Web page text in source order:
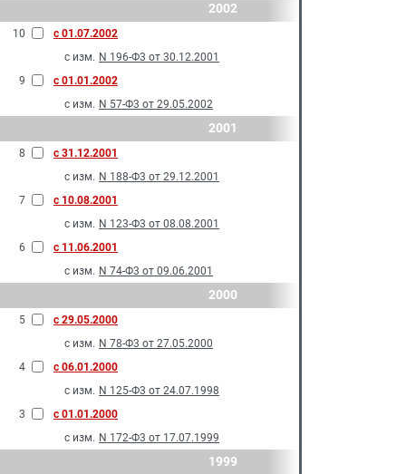
2002
10
с 01.07.2002
с изм. N 196-Ф3 от 30.12.2001
9
с 01.01.2002
с изм. N 57-Ф3 от 29.05.2002
2001
8
с 31.12.2001
с изм. N 188-Ф3 от 29.12.2001
7
с 10.08.2001
с изм. N 123-Ф3 от 08.08.2001
6
с 11.06.2001
с изм. N 74-Ф3 от 09.06.2001
2000
5
с 29.05.2000
с изм. N 78-Ф3 от 27.05.2000
4
с 06.01.2000
с изм. N 125-Ф3 от 24.07.1998
3
с 01.01.2000
с изм. N 172-Ф3 от 17.07.1999
1999